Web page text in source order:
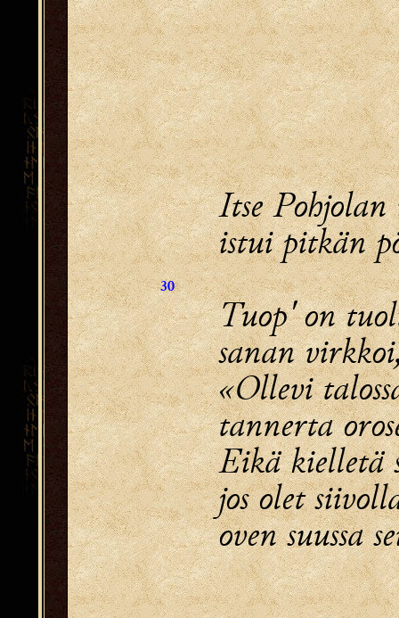
30
Itse Pohjolan
istui pitkän
Tuop' on
sanan
«Ollevi
tannerta
Eikä kielletä
jos olet
oven suussa